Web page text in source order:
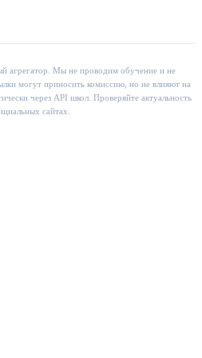
агрегатор. Мы не проводим обучение и не
могут приносить комиссию, но не влияют на
через API школ. Проверяйте актуальность
сайтах.